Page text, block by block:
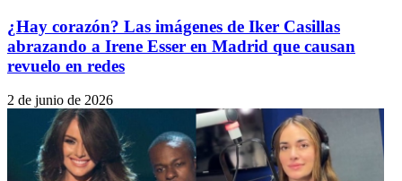
¿Hay corazón? Las imágenes de Iker Casillas
abrazando a Irene Esser en Madrid que causan
revuelo en redes
2 de junio de 2026